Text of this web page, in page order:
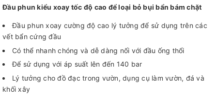
Đầu phun kiểu xoay tốc độ cao để loại bỏ bụi bẩn bám chặt
Đầu phun xoay cường độ cao lý tưởng để sử dụng trên các
vết bẩn cứng đầu
Có thể nhanh chóng và dễ dàng nối với đầu ống thổi
Để sử dụng với áp suất lên đến 140 bar
Lý tưởng cho đồ đạc trong vườn, dụng cụ làm vườn, đá và
khối xây